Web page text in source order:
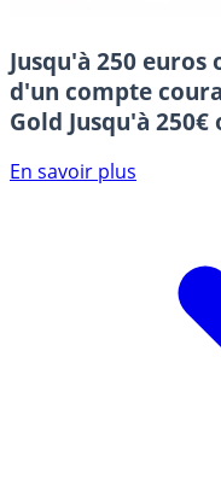
Jusqu'à 250
d'un compte
Gold Jusqu'à
En savoir plus